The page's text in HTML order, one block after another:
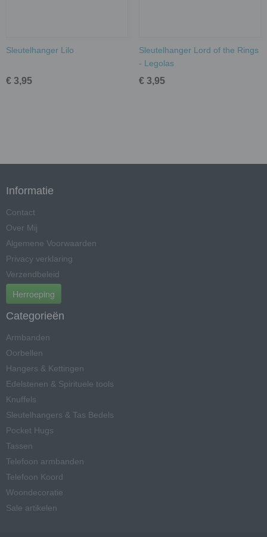
Sleutelhanger Lilo
€ 3,95
Sleutelhanger Lord of the Rings
- Legolas
€ 3,95
Informatie
Contact
Over Mij
Algemene Voorwaarden
Privacy verklaring
Verzendbeleid
Herroeping
Categorieën
Armbanden
Oorbellen
Hangers & Kettingen
Edelstenen & Spirituele tools
Knuffels
Sleutelhangers & Tas Bedels
Pocket Hugs
Tassen
Telefoon armbanden
Telefoon Koord
Woondecoratie
Sale artikelen